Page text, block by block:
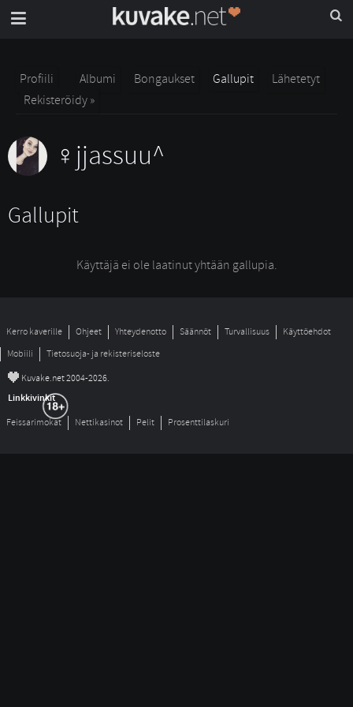
Profiili Albumi Bongaukset Gallupit
Lähetetyt
Rekisteröidy »
jjassuu^
Gallupit
Käyttäjä ei ole laatinut yhtään gallupia.
Kerro kaverille Ohjeet Yhteydenotto Säännöt Turvallisuus
Käyttöehdot
Mobiili
Tietosuoja- ja rekisteriseloste
© Kuvake.net 2004-2026.
Linkkivinkit
Feissarimokat Nettikasinot Pelit Prosenttilaskuri